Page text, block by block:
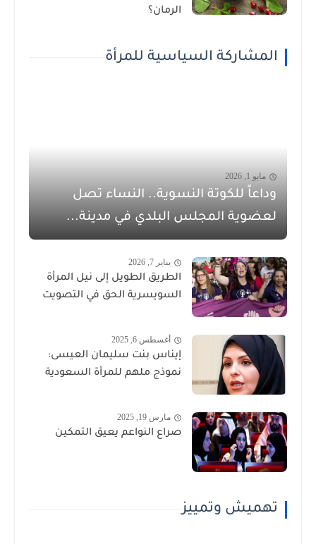
الرمان؟
المشاركة السياسية للمرأة
مايو 1, 2026
وداعاً للكوتة النسوية.. النساء تصل
لعضوية المجلس البلدي في مدينة...
يناير 7, 2026
الطريق الطويل إلى نيل المرأة
السويسرية الحق في التصويت
أغسطس 6, 2025
إيناس بنت سليمان العيسى:
نموذج ملهم للمرأة السعودية
مارس 19, 2025
صراع النواعم يعيق التمكين
تهميش وتمييز